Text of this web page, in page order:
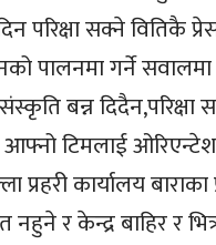
परिक्षा सक्ने वितिकै
पालनमा गर्ने
संस्कृति बन्न
आफ्नो टिमलाई
प्रहरी कार्यालय
नहुने र केन्द्र बाहिर र